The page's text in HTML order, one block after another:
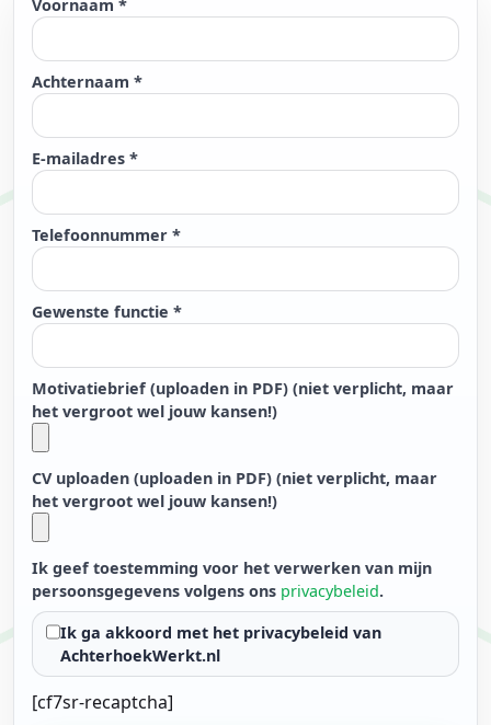
Voornaam *
Achternaam *
E-mailadres *
Telefoonnummer *
Gewenste functie *
Motivatiebrief (uploaden in PDF) (niet verplicht, maar
het vergroot wel jouw kansen!)
CV uploaden (uploaden in PDF) (niet verplicht, maar
het vergroot wel jouw kansen!)
Ik geef toestemming voor het verwerken van mijn
persoonsgegevens volgens ons privacybeleid.
Ik ga akkoord met het privacybeleid van
AchterhoekWerkt.nl
[cf7sr-recaptcha]